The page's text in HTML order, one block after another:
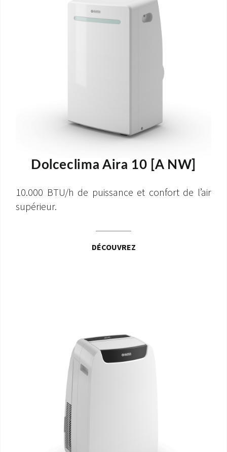
Dolceclima Aira 10 [A NW]
10.000 BTU/h de puissance et confort de l’air
supérieur.
DÉCOUVREZ